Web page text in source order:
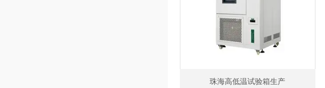
珠海高低温试验箱生产